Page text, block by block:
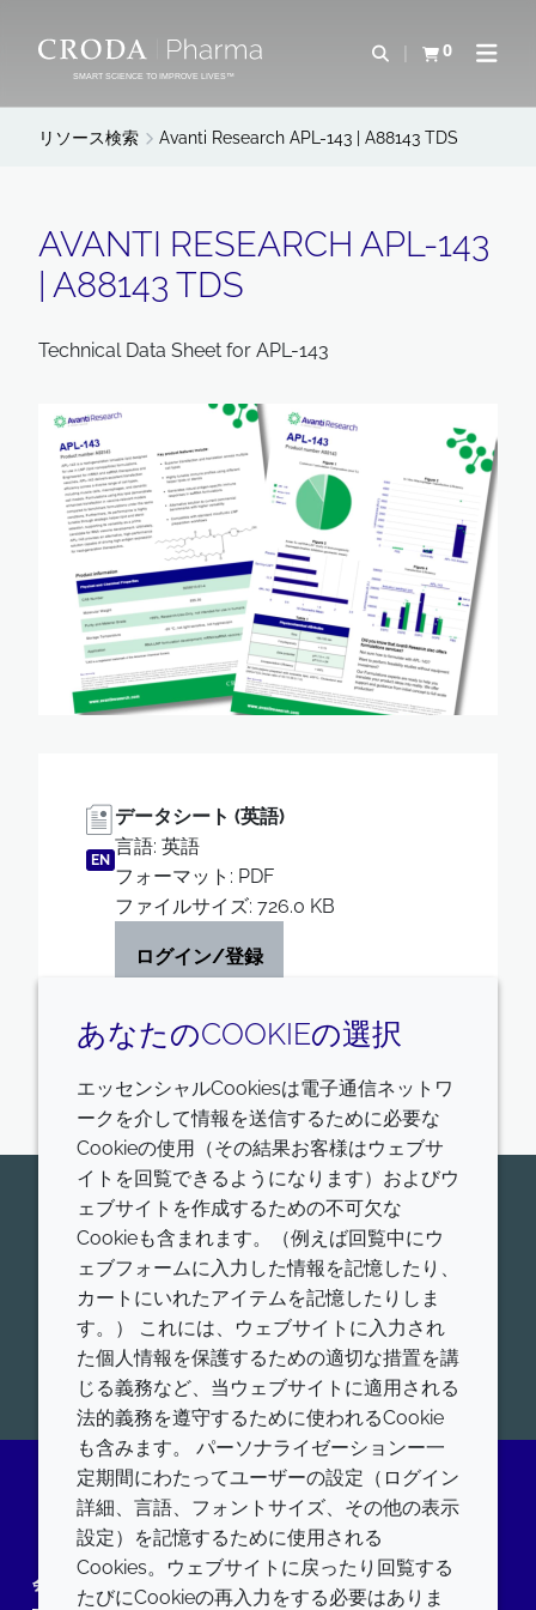
ン
ー
SMART SCIENCE TO IMPROVE LIVES™
検索を開く
0
カートを確認す
ナビ
リソース検索 Avanti Research APL-143 | A88143 TDS
AVANTI RESEARCH APL-143
| A88143 TDS
Technical Data Sheet for APL-143
EN
データシート (英語)
言語: 英語
フォーマット: PDF
ファイルサイズ: 726.0 KB
ログイン/登録
今すぐ専門家にお問い合わせくだ
さい
Croda Pharamaが世界的にリードする、ヒトおよび
動物用医薬品添加剤、ワクチンアジュバント、高機能
脂質について、お問合せをお待ちしております。
開始
LinkedIn
会社 LEGAL
あなたのCOOKIEの選択
エッセンシャルCookiesは電子通信ネットワ
ークを介して情報を送信するために必要な
Cookieの使用（その結果お客様はウェブサ
イトを回覧できるようになります）およびウ
ェブサイトを作成するための不可欠な
Cookieも含まれます。（例えば回覧中にウ
ェブフォームに入力した情報を記憶したり、
カートにいれたアイテムを記憶したりしま
す。） これには、ウェブサイトに入力され
た個人情報を保護するための適切な措置を講
じる義務など、当ウェブサイトに適用される
法的義務を遵守するために使われるCookie
も含みます。 パーソナライゼーションー一
定期間にわたってユーザーの設定（ログイン
詳細、言語、フォントサイズ、その他の表示
設定）を記憶するために使用される
Cookies。ウェブサイトに戻ったり回覧する
たびにCookieの再入力をする必要はありま